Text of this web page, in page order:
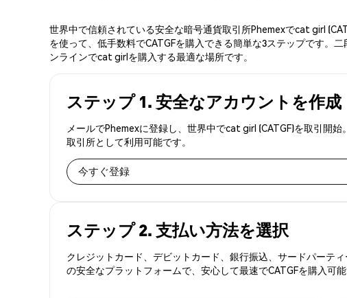
世界中で信頼されている安全な暗号通貨取引所Phemexでcat girl
を使って、低手数料でCATGFを購入できる簡単な3ステップです。
ンラインでcat girlを購入する最適な場所です。
ステップ 1. 安全なアカウントを作成
メールでPhemexに登録し、世界中でcat girl (CATGF)を取引開
取引所として利用可能です。
今すぐ登録
ステップ 2. 支払い方法を選択
クレジットカード、デビットカード、銀行振込、サードパーテ
の安全なプラットフォームで、安心して最速でCATGFを購入可能